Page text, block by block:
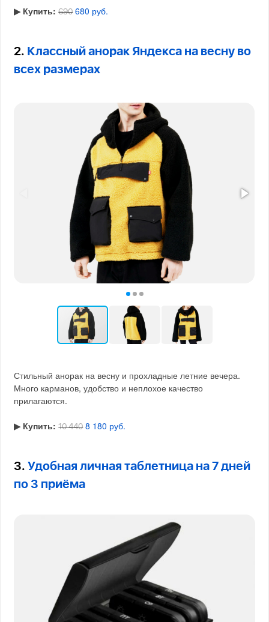
▶︎ Купить: 690 680 руб.
2. Классный анорак Яндекса на весну во
всех размерах
Стильный анорак на весну и прохладные летние вечера.
Много карманов, удобство и неплохое качество
прилагаются.
▶︎ Купить: 10 440 8 180 руб.
3. Удобная личная таблетница на 7 дней
по 3 приёма